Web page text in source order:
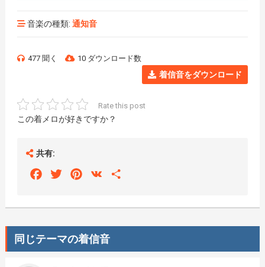
音楽の種類: 通知音
477 聞く 10 ダウンロード数
着信音をダウンロード
Rate this post
この着メロが好きですか？
共有:
FacebookTwitterPinterest
VK
同じテーマの着信音